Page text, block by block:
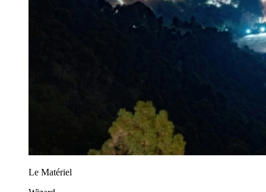
Le Matériel